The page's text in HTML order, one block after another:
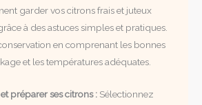
garder vos citrons frais et juteux
à des astuces simples et pratiques.
en comprenant les bonnes
et les températures adéquates.
préparer ses citrons :Sélectionnez